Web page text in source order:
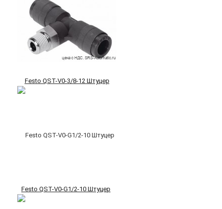
Festo QST-V0-3/8-12 Штуцер
Festo QST-V0-G1/2-10 Штуцер